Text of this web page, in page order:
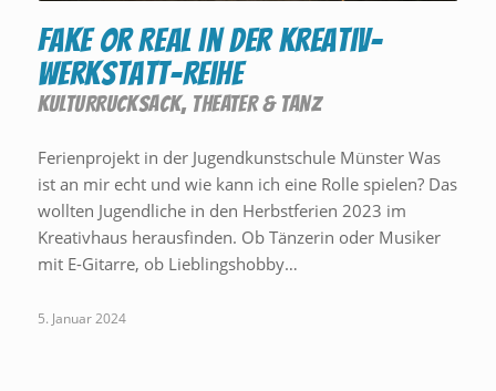
FAKE or REAL in der Kreativ-
Werkstatt-Reihe
KULTURRUCKSACK, THEATER & TANZ
Ferienprojekt in der Jugendkunstschule Münster Was
ist an mir echt und wie kann ich eine Rolle spielen? Das
wollten Jugendliche in den Herbstferien 2023 im
Kreativhaus herausfinden. Ob Tänzerin oder Musiker
mit E-Gitarre, ob Lieblingshobby…
5. Januar 2024